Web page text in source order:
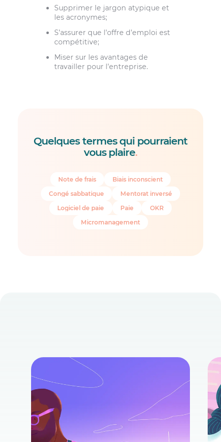
Supprimer le jargon atypique et
les acronymes;
S’assurer que l’offre d’emploi est
compétitive;
Miser sur les avantages de
travailler pour l’entreprise.
Quelques termes qui pourraient
vous plaire.
Note de frais
Biais inconscient
Congé sabbatique
Mentorat inversé
Logiciel de paie
Paie
OKR
Micromanagement